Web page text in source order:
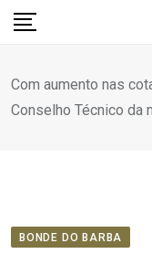
para
conteúdo
Com aumento nas
Conselho Técnico da
BONDE DO BARBA